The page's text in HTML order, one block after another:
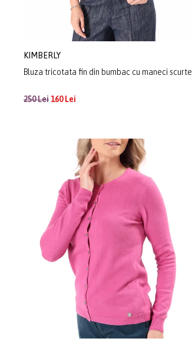
KIMBERLY
Bluza tricotata fin din bumbac cu maneci scurte
250 Lei160 Lei